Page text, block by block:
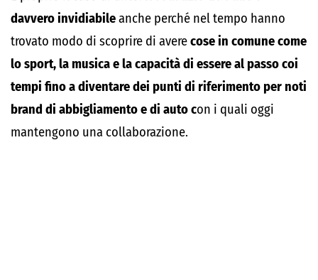
davvero invidiabileanche perché nel tempo hanno
trovato modo di scoprire di averecose in comune come
lo sport, la musica e la capacità di essere al passo coi
tempi fino a diventare dei punti di riferimento per noti
brand di abbigliamento e di auto con i quali oggi
mantengono una collaborazione.